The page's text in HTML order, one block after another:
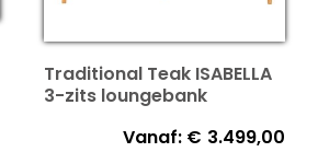
Traditional Teak ISABELLA
3-zits loungebank
Vanaf: € 3.499,00